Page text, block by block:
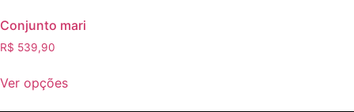
Conjunto mari
R$ 539,90
Ver opções